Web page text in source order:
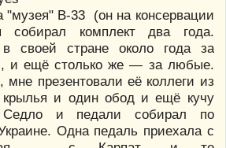
"музея" В-33 (он на консервации
собирал комплект два года.
в своей стране около года за
и ещё столько же — за любые.
презентовали её коллеги из
и один обод и ещё кучу
Седло и педали собирал по
Одна педаль приехала с